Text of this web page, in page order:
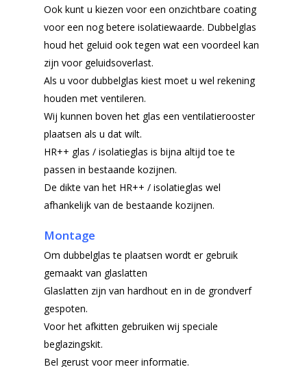
Ook kunt u kiezen voor een onzichtbare coating
voor een nog betere isolatiewaarde. Dubbelglas
houd het geluid ook tegen wat een voordeel kan
zijn voor geluidsoverlast.
Als u voor dubbelglas kiest moet u wel rekening
houden met ventileren.
Wij kunnen boven het glas een ventilatierooster
plaatsen als u dat wilt.
HR++ glas / isolatieglas is bijna altijd toe te
passen in bestaande kozijnen.
De dikte van het HR++ / isolatieglas wel
afhankelijk van de bestaande kozijnen.
Montage
Om dubbelglas te plaatsen wordt er gebruik
gemaakt van glaslatten
Glaslatten zijn van hardhout en in de grondverf
gespoten.
Voor het afkitten gebruiken wij speciale
beglazingskit.
Bel gerust voor meer informatie.